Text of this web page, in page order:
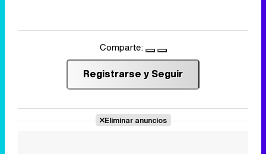
Comparte:
Registrarse y Seguir
Eliminar anuncios